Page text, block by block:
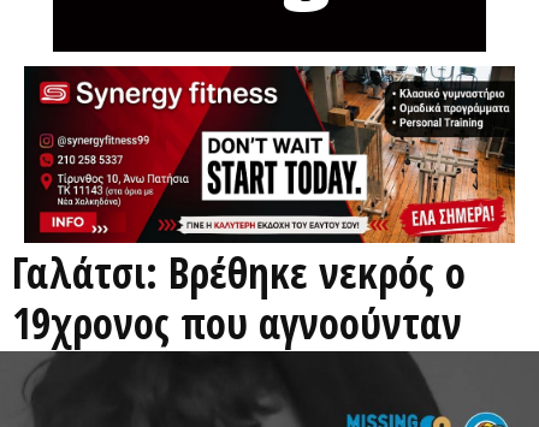
Γαλάτσι: Βρέθηκε νεκρός ο
19χρονος που αγνοούνταν